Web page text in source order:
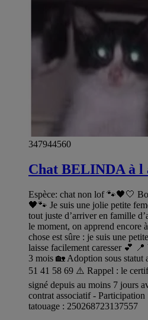
347944560
Chat BELINDA à l
Espèce: chat non lof 🐾🖤🤍
🖤🐾 Je suis une jolie petite
tout juste d’arriver en famille
le moment, on apprend encore
chose est sûre : je suis une
laisse facilement caresser 💕
3 mois 🏡 Adoption sous statut
51 41 58 69 ⚠️ Rappel : le
signé depuis au moins 7 jours
contrat associatif -
tatouage : 250268723137557